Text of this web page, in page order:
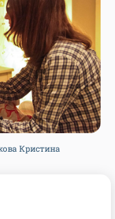
Кристина